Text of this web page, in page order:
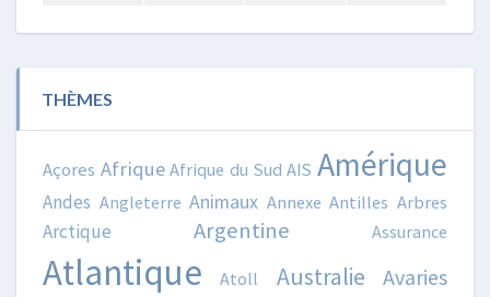
THÈMES
Açores Afrique Afrique du Sud AIS Amérique
Andes Angleterre Animaux Annexe Antilles Arbres
Arctique Argentine Assurance
Atlantique Atoll Australie Avaries